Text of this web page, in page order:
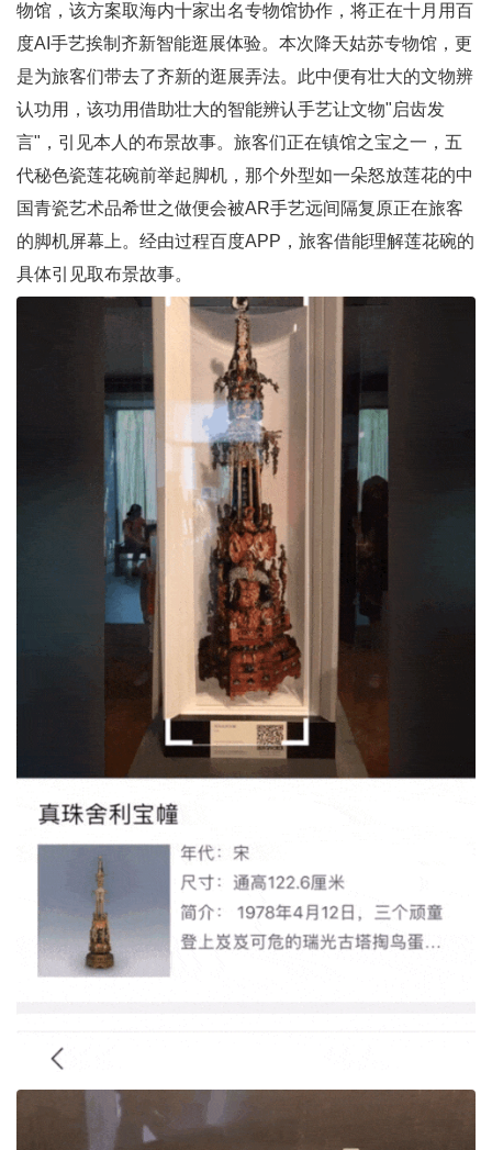
物馆，该方案取海内十家出名专物馆协作，将正在十月用百
度AI手艺挨制齐新智能逛展体验。本次降天姑苏专物馆，更
是为旅客们带去了齐新的逛展弄法。此中便有壮大的文物辨
认功用，该功用借助壮大的智能辨认手艺让文物"启齿发
言"，引见本人的布景故事。旅客们正在镇馆之宝之一，五
代秘色瓷莲花碗前举起脚机，那个外型如一朵怒放莲花的中
国青瓷艺术品希世之做便会被AR手艺远间隔复原正在旅客
的脚机屏幕上。经由过程百度APP，旅客借能理解莲花碗的
具体引见取布景故事。